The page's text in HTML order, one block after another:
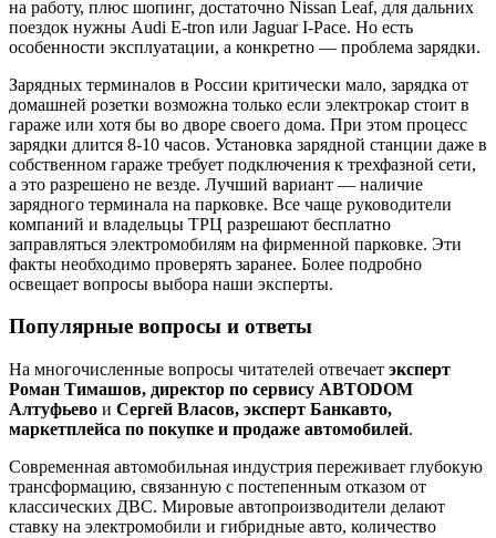
на работу, плюс шопинг, достаточно Nissan Leaf, для дальних
поездок нужны Audi E-tron или Jaguar I-Pace. Но есть
особенности эксплуатации, а конкретно — проблема зарядки.
Зарядных терминалов в России критически мало, зарядка от
домашней розетки возможна только если электрокар стоит в
гараже или хотя бы во дворе своего дома. При этом процесс
зарядки длится 8-10 часов. Установка зарядной станции даже в
собственном гараже требует подключения к трехфазной сети,
а это разрешено не везде. Лучший вариант — наличие
зарядного терминала на парковке. Все чаще руководители
компаний и владельцы ТРЦ разрешают бесплатно
заправляться электромобилям на фирменной парковке. Эти
факты необходимо проверять заранее. Более подробно
освещает вопросы выбора наши эксперты.
Популярные вопросы и ответы
На многочисленные вопросы читателей отвечает эксперт
Роман Тимашов, директор по сервису АВТОDOM
Алтуфьево и Сергей Власов, эксперт Банкавто,
маркетплейса по покупке и продаже автомобилей.
Современная автомобильная индустрия переживает глубокую
трансформацию, связанную с постепенным отказом от
классических ДВС. Мировые автопроизводители делают
ставку на электромобили и гибридные авто, количество